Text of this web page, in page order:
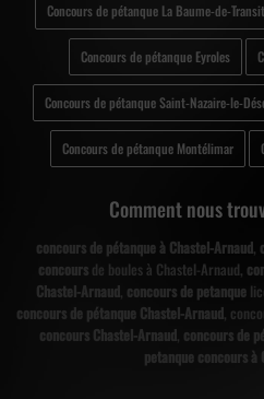
Concours de pétanque La Baume-de-Transit
Concours de pétanque Eyroles
Concours de pétanque Saint-Nazaire-le-
Concours de pétanque Montélimar
Comment nous
concours de pétanque à Chastel-Arnaud,
concours de boules à Chastel-Arnaud,
Chastel-Arnaud, concours de petanque
concours de pétanque Chastel-Arnaud,
concours Chastel-Arnaud, concours de
petanque concours à